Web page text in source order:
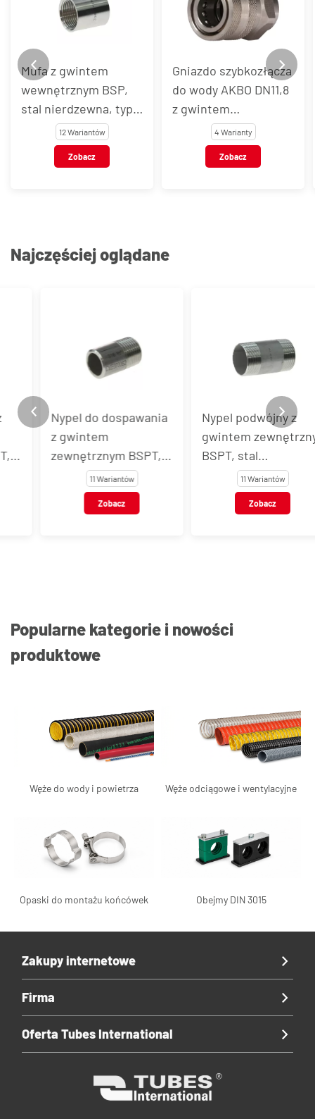
Mufa z gwintem
wewnętrznym BSP,
stal nierdzewna, typ
VT122112 Wariantów
Zobacz
Gniazdo szybkozłącza
do wody AKBO DN11,8
z gwintem
wewnętrznym, stal
nierdzewna AISI 303 /
4 Warianty
Zobacz
Najczęściej oglądane
Nypel do dospawania
z gwintem
zewnętrznym BSPT,
stal nierdzewna, typ
11 Wariantów
Nypel podwójny z
gwintem zewnętrzny
BSPT, stal
nierdzewna, typ
11 Wariantów
Popularne kategorie i nowości
produktowe
Węże do wody i powietrza Węże odciągowe i wentylacyjne
Opaski do montażu końcówek Obejmy DIN 3015
Zakupy internetowe
Firma
Oferta Tubes International